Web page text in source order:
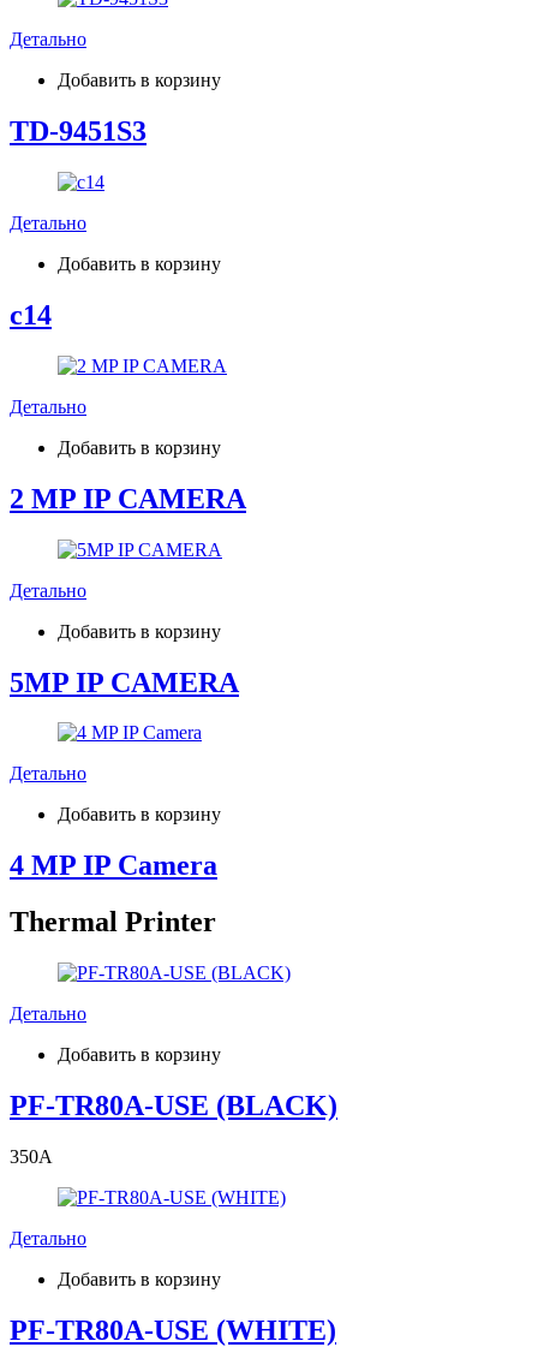
Детально
Добавить в корзину
TD-9451S3
Детально
Добавить в корзину
c14
Детально
Добавить в корзину
2 MP IP CAMERA
Детально
Добавить в корзину
5MP IP CAMERA
Детально
Добавить в корзину
4 MP IP Camera
Thermal Printer
Детально
Добавить в корзину
PF-TR80A-USE (BLACK)
350A
Детально
Добавить в корзину
PF-TR80A-USE (WHITE)